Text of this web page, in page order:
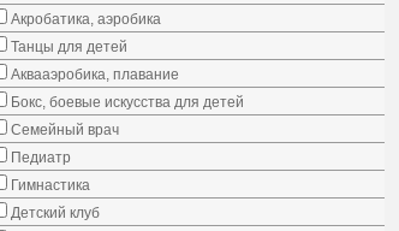
Акробатика, аэробика
Танцы для детей
Аквааэробика, плавание
Бокс, боевые искусства для детей
Семейный врач
Педиатр
Гимнастика
Детский клуб